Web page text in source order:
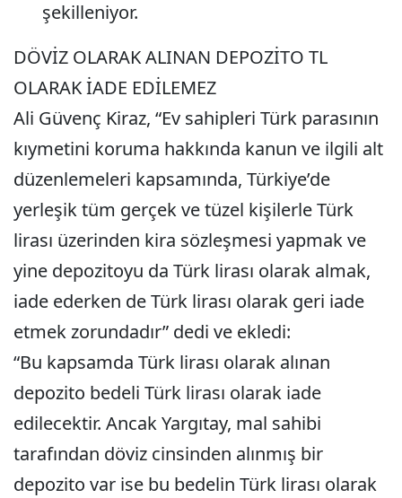
şekilleniyor.
DÖVİZ OLARAK ALINAN DEPOZİTO TL
OLARAK İADE EDİLEMEZ
Ali Güvenç Kiraz, “Ev sahipleri Türk parasının
kıymetini koruma hakkında kanun ve ilgili alt
düzenlemeleri kapsamında, Türkiye’de
yerleşik tüm gerçek ve tüzel kişilerle Türk
lirası üzerinden kira sözleşmesi yapmak ve
yine depozitoyu da Türk lirası olarak almak,
iade ederken de Türk lirası olarak geri iade
etmek zorundadır” dedi ve ekledi:
“Bu kapsamda Türk lirası olarak alınan
depozito bedeli Türk lirası olarak iade
edilecektir. Ancak Yargıtay, mal sahibi
tarafından döviz cinsinden alınmış bir
depozito var ise bu bedelin Türk lirası olarak